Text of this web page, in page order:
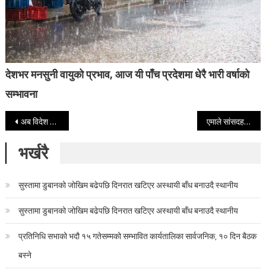
देशभर मनसुनी वायुको प्रभाव, आज यी पाँच प्रदेशमा धेरै भारी वर्षाको
सम्भावना
Post navigation
अब विदेश जाने श्रमिकले सरकारी अस्पतालबाटै सेवा पाउने, स्वास्थ्य परीक्षण ‘सिन्डिकेट’ खारेज एमाले सांसदहरूले प्रधानमन्त्रीसँग आज पनि भने– अध्यक्ष ओलीको रिहा गरियोस्
भर्खरै
सुस्तामा डुबानको जोखिम बढेपछि दिनरात खटिएर अस्थायी बाँध बनाउदै स्थानीय
सुस्तामा डुबानको जोखिम बढेपछि दिनरात खटिएर अस्थायी बाँध बनाउदै स्थानीय
प्रतिनिधि सभाको भदौ १५ गतेसम्मको सम्भावित कार्यतालिका सार्वजनिक, १० दिन बैठक
बस्ने